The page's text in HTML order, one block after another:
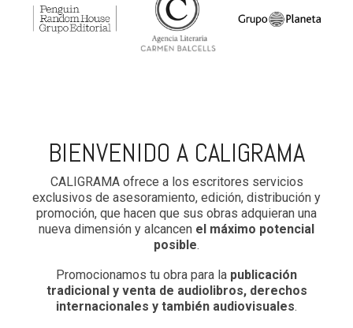
BIENVENIDO A CALIGRAMA
CALIGRAMA ofrece a los escritores servicios
exclusivos de asesoramiento, edición, distribución y
promoción, que hacen que sus obras adquieran una
nueva dimensión y alcancen el máximo potencial
posible.
Promocionamos tu obra para la publicación
tradicional y venta de audiolibros, derechos
internacionales y también audiovisuales.